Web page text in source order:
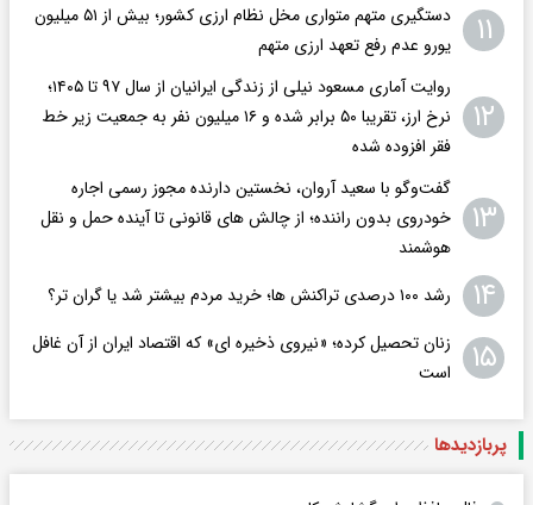
۱۱
دستگیری متهم متواری مخل نظام ارزی کشور؛ بیش از ۵۱ میلیون
یورو عدم رفع تعهد ارزی متهم
۱۲
روایت آماری مسعود نیلی از زندگی ایرانیان از سال ۹۷ تا ۱۴۰۵؛
نرخ ارز، تقریبا ۵۰ برابر شده و ۱۶ میلیون نفر به جمعیت زیر خط
فقر افزوده شده
۱۳
گفت‌وگو با سعید آروان، نخستین دارنده مجوز رسمی اجاره
خودروی بدون راننده؛ از چالش های قانونی تا آینده حمل و نقل
هوشمند
۱۴ رشد ۱۰۰ درصدی تراکنش ها؛ خرید مردم بیشتر شد یا گران تر؟
۱۵
زنان تحصیل کرده؛ «نیروی ذخیره ای» که اقتصاد ایران از آن غافل
است
پربازدید‌ها